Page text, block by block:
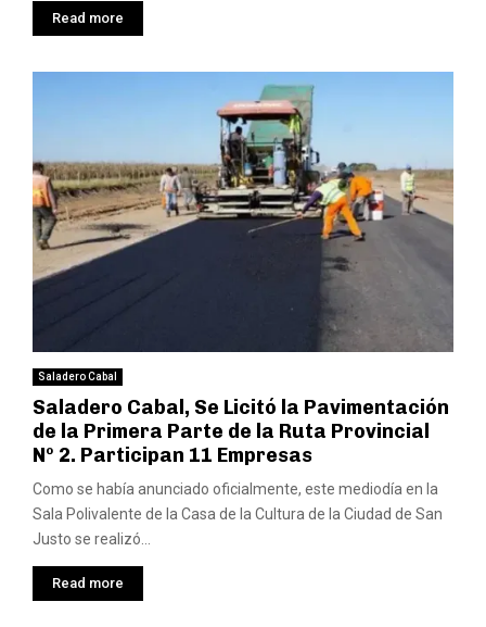
Read more
Saladero Cabal
Saladero Cabal, Se Licitó la Pavimentación
de la Primera Parte de la Ruta Provincial
Nº 2. Participan 11 Empresas
Como se había anunciado oficialmente, este mediodía en la
Sala Polivalente de la Casa de la Cultura de la Ciudad de San
Justo se realizó...
Read more